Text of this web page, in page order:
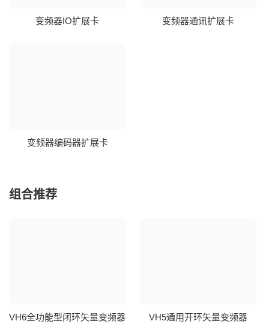
变频器IO扩展卡 变频器通讯扩展卡
变频器编码器扩展卡
组合推荐
VH6全功能型闭环矢量变频器 VH5通用开环矢量变频器